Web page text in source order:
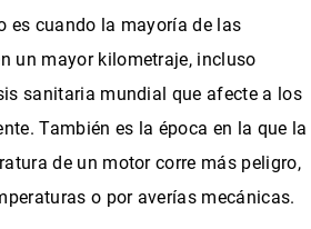
es cuando la mayoría de las
un mayor kilometraje, incluso
sanitaria mundial que afecte a los
También es la época en la que la
de un motor corre más peligro,
o por averías mecánicas.